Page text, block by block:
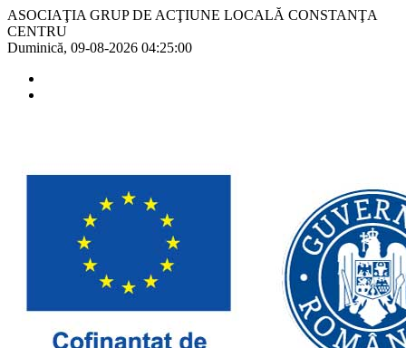
ASOCIAŢIA GRUP DE ACŢIUNE LOCALĂ CONSTANŢA
CENTRU
Duminică, 09-08-2026 04:25:00